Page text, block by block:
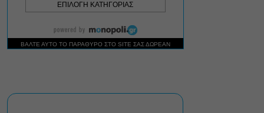
Δήμος Αθηναίων:
Απομάκρυνση 240
τραπεζοκαθισμάτων σε 13
επιχειρησιακές δράσεις
Παγκόσμια πρεμιέρα για τη